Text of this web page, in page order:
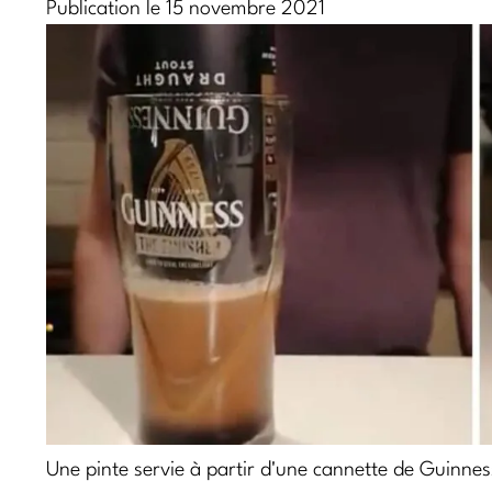
Publication le 15 novembre 2021
Une pinte servie à partir d'une cannette de